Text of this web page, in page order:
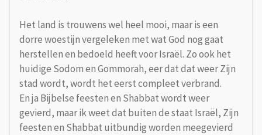
Het land is trouwens wel heel mooi, maar is een
dorre woestijn vergeleken met wat God nog gaat
herstellen en bedoeld heeft voor Israël. Zo ook het
huidige Sodom en Gommorah, eer dat dat weer Zijn
stad wordt, wordt het eerst compleet verbrand.
En ja Bijbelse feesten en Shabbat wordt weer
gevierd, maar ik weet dat buiten de staat Israël, Zijn
feesten en Shabbat uitbundig worden meegevierd